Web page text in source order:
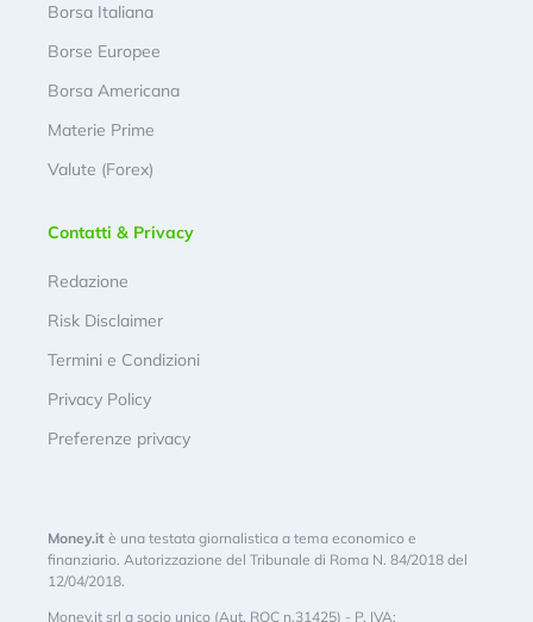
Borsa Italiana
Borse Europee
Borsa Americana
Materie Prime
Valute (Forex)
Contatti & Privacy
Redazione
Risk Disclaimer
Termini e Condizioni
Privacy Policy
Preferenze privacy
Money.it è una testata giornalistica a tema economico e
finanziario. Autorizzazione del Tribunale di Roma N. 84/2018 del
12/04/2018.
Money.it srl a socio unico (Aut. ROC n.31425) - P. IVA: